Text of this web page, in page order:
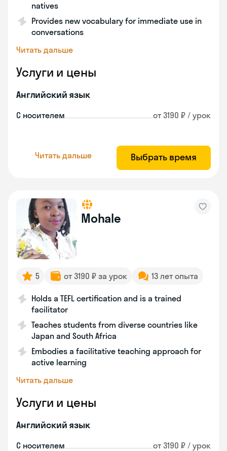
natives
Provides new vocabulary for immediate use in
conversations
Читать дальше
Услуги и цены
Английский язык
С носителем от 3190 ₽ / урок
Читать дальше Выбрать время
Mohale
5 от 3190 ₽ за урок 13 лет опыта
Holds a TEFL certification and is a trained
facilitator
Teaches students from diverse countries like
Japan and South Africa
Embodies a facilitative teaching approach for
active learning
Читать дальше
Услуги и цены
Английский язык
С носителем от 3190 ₽ / урок